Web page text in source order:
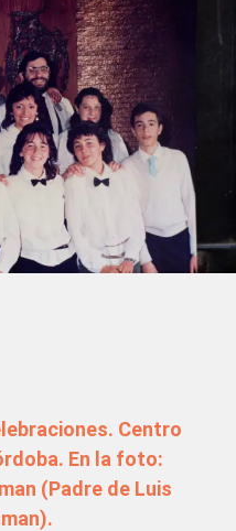
Centro
En la foto:
(Padre de Luis